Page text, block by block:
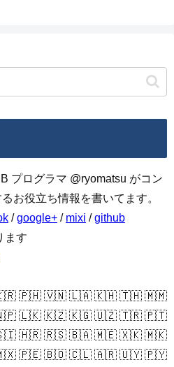
プログラマ @ryomatsu がコン
お役立ち情報を書いてます。
/google+ / mixi /github
ます
🇵🇭 🇻🇳 🇱🇦 🇰🇭 🇹🇭 🇲🇲
🇱🇰 🇰🇿 🇰🇬 🇺🇿 🇹🇷 🇵🇹
🇭🇷 🇷🇸 🇧🇦 🇲🇪 🇽🇰 🇲🇰
🇵🇪 🇧🇴 🇨🇱 🇦🇷 🇺🇾 🇵🇾